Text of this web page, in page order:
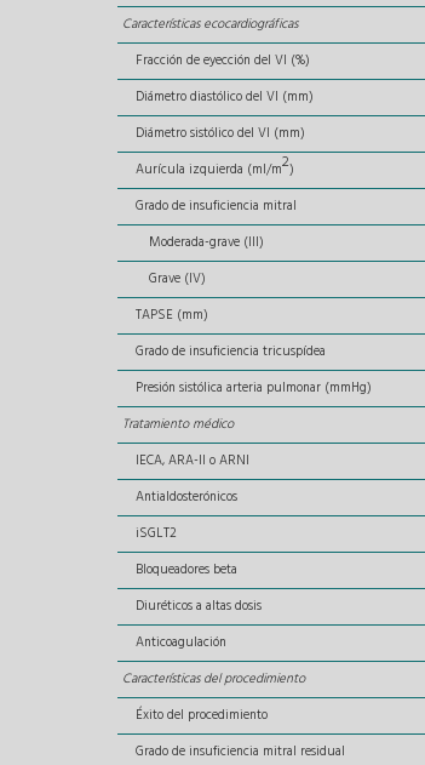
Características ecocardiográficas
Fracción de eyección del VI (%)
Diámetro diastólico del VI (mm)
Diámetro sistólico del VI (mm)
Aurícula izquierda (ml/m2)
Grado de insuficiencia mitral
Moderada-grave (III)
Grave (IV)
TAPSE (mm)
Grado de insuficiencia tricuspídea
Presión sistólica arteria pulmonar (mmHg)
Tratamiento médico
IECA, ARA-II o ARNI
Antialdosterónicos
iSGLT2
Bloqueadores beta
Diuréticos a altas dosis
Anticoagulación
Características del procedimiento
Éxito del procedimiento
Grado de insuficiencia mitral residual